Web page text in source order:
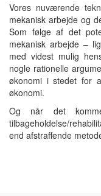
Vores nuværende
mekanisk arbejde og
Som følge af det
mekanisk arbejde –
med videst mulig
nogle rationelle
økonomi i stedet for
økonomi.
Og når det
tilbageholdelse/
end afstraffende